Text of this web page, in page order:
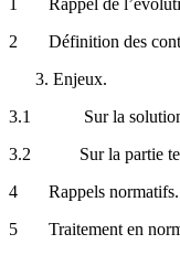
2 Définition des
Enjeux.
3.1 Sur la solution
3.2 Sur la partie
4 Rappels normatifs.
5 Traitement en